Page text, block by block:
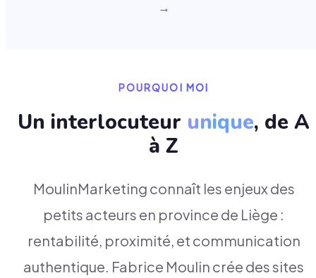
→
POURQUOI MOI
Un interlocuteur unique, de A
à Z
MoulinMarketing connaît les enjeux des
petits acteurs en province de Liège :
rentabilité, proximité, et communication
authentique. Fabrice Moulin crée des sites